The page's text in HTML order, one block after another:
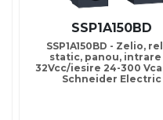
SSP1A150BD
SSP1A150BD - Zelio,
static, panou, intrare
32Vcc/iesire 24-300
Schneider Electric